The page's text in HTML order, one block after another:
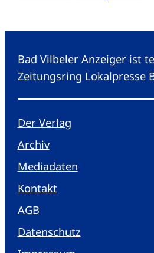
Bad Vilbeler Anzeiger ist
Zeitungsring Lokalpresse
Der Verlag
Archiv
Mediadaten
Kontakt
AGB
Datenschutz